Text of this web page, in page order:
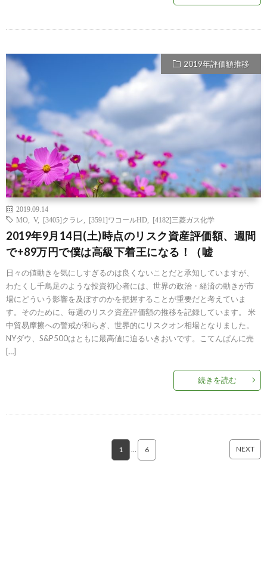
2019年評価額推移
2019.09.14
MO
V, [3405]クラレ [3591]ワコールHD [4182]三菱ガス化学
2019年9月14日(土)時点のリスク資産評価額、週間
で+89万円で僕は高級下着王になる！（嘘
日々の値動きを気にしすぎるのは良くないことだと承知していますが、
わたくし千鳥足のような投資初心者には、世界の政治・経済の動きが市
場にどういう影響を及ぼすのかを把握することが重要だと考えていま
す。そのために、毎週のリスク資産評価額の推移を記録しています。 米
中貿易摩擦への警戒が和らぎ、世界的にリスクオン相場となりました。
NYダウ、S&P500はともに最高値に迫るいきおいです。こてんぱんに売
[…]
続きを読む
1 6 NEXT